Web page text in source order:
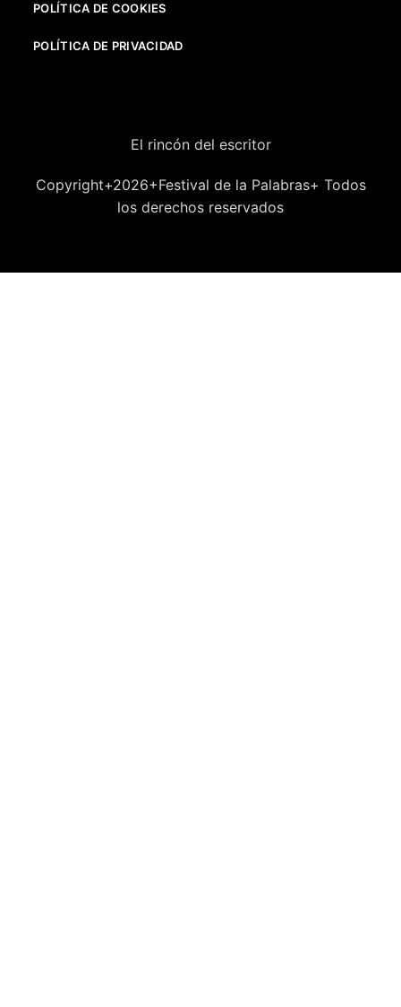
POLÍTICA DE COOKIES
POLÍTICA DE PRIVACIDAD
El rincón del escritor
Copyright+2026+Festival de la Palabras+ Todos
los derechos reservados